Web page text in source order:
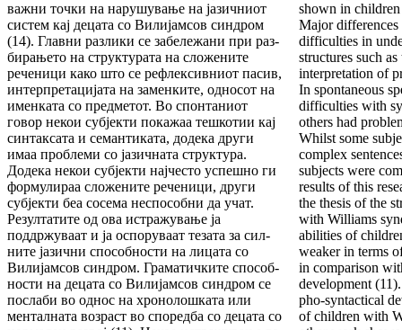
важни точки на нару­шу­вање на јазичниот
систем кај децата со Ви­ли­јамсов синдром
(14). Главни разлики се забе­ле­­жа­ни при раз­
би­рањето на структурата на сло­жените
рече­ни­ци како што се рефлексивниот пасив,
интер­пре­тацијата на заменките, односот на
именката со пред­ме­тот. Во спонтаниот
говор некои субјекти пока­жаа тешкотии кај
синтак­са­та и семанти­ката, до­де­ка други
имаа проблеми со јазичната струк­ту­ра.
Додека некои субјекти најчесто ус­пеш­но ги
формулираа сложените реченици, други
суб­јек­ти беа сосема неспо­собни да учат.
Резул­та­ти­те од ова истражување ја
поддржу­ваат и ја ос­по­руваат тезата за сил­
ните јазични способности на лицата со
Вили­јамсов синдром. Граматич­ки­те способ­
нос­ти на децата со Вили­јам­сов синдром се
послаби во однос на хро­нолошката или
менталната воз­раст во споредба со децата со
shown in
Major differences
difficulties in
structures such
interpretation of
In spontaneous
diffi­culties with
others had
Whilst some
complex
subjects were
re­sults of this
the thesis of the
with Williams
abilities of
weaker in terms
in compari­son
development
pho-syntactical
of children with